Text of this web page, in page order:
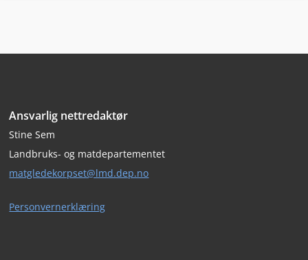
Ansvarlig nettredaktør
Stine Sem
Landbruks- og matdepartementet
matgledekorpset@lmd.dep.no
Personvernerklæring